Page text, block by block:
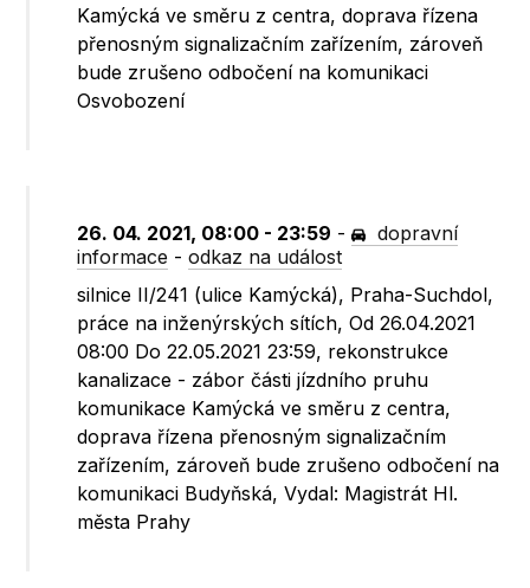
Kamýcká ve směru z centra, doprava řízena
přenosným signalizačním zařízením, zároveň
bude zrušeno odbočení na komunikaci
Osvobození
26. 04. 2021, 08:00 - 23:59 -
dopravní
informace -odkaz na událost
silnice II/241 (ulice Kamýcká), Praha-Suchdol,
práce na inženýrských sítích, Od 26.04.2021
08:00 Do 22.05.2021 23:59, rekonstrukce
kanalizace - zábor části jízdního pruhu
komunikace Kamýcká ve směru z centra,
doprava řízena přenosným signalizačním
zařízením, zároveň bude zrušeno odbočení na
komunikaci Budyňská, Vydal: Magistrát Hl.
města Prahy